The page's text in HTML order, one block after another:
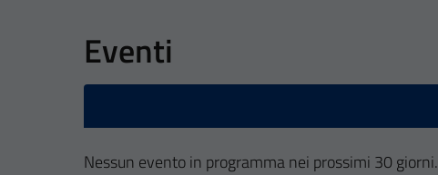
Eventi
Nessun evento in programma nei prossimi 30 giorni.